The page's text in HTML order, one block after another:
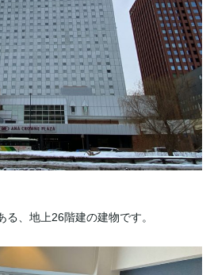
、地上26階建の建物です。